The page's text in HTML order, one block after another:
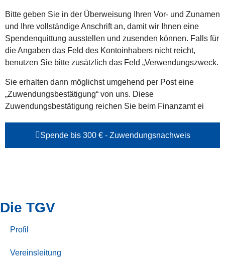
Bitte geben Sie in der Überweisung Ihren Vor- und Zunamen
und Ihre vollständige Anschrift an, damit wir Ihnen eine
Spendenquittung ausstellen und zusenden können. Falls für
die Angaben das Feld des Kontoinhabers nicht reicht,
benutzen Sie bitte zusätzlich das Feld „Verwendungszweck.
Sie erhalten dann möglichst umgehend per Post eine
„Zuwendungsbestätigung“ von uns. Diese
Zuwendungsbestätigung reichen Sie beim Finanzamt ei
Spende bis 300 € - Zuwendungsnachweis
Die TGV
Profil
Vereinsleitung